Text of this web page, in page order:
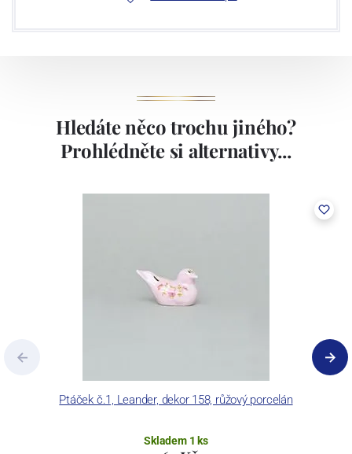
Hledáte něco trochu jiného?
Prohlédněte si alternativy...
Ptáček č.1, Leander, dekor 158, růžový porcelán
Skladem 1 ks